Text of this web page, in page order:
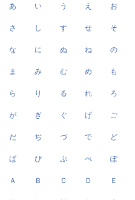
あ い う え お
さ し す せ そ
な に ぬ ね の
ま み む め も
ら り る れ ろ
が ぎ ぐ げ ご
だ ぢ づ で ど
ぱ ぴ ぷ ぺ ぽ
Ａ Ｂ Ｃ Ｄ Ｅ